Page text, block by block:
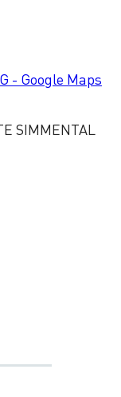
SIMMENTAL
- Google Maps